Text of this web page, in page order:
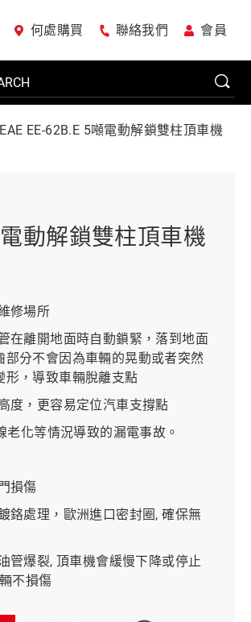
何處購買 聯絡我們 會員
工具
設備
Bike-Lift
EAE EE-62B.E 5噸電動解鎖雙柱頂車機
動解鎖雙柱頂車機
修場所
在離開地面時自動鎖緊，落到地面
部分不會因為車輛的晃動或者突然
形，導致車輛脫離支點
度，更容易定位汽車支撐點
老化等情況導致的漏電事故。
損傷
鉻處理，歐洲進口密封圈, 確保無
管爆裂, 頂車機會緩慢下降或停止
不損傷